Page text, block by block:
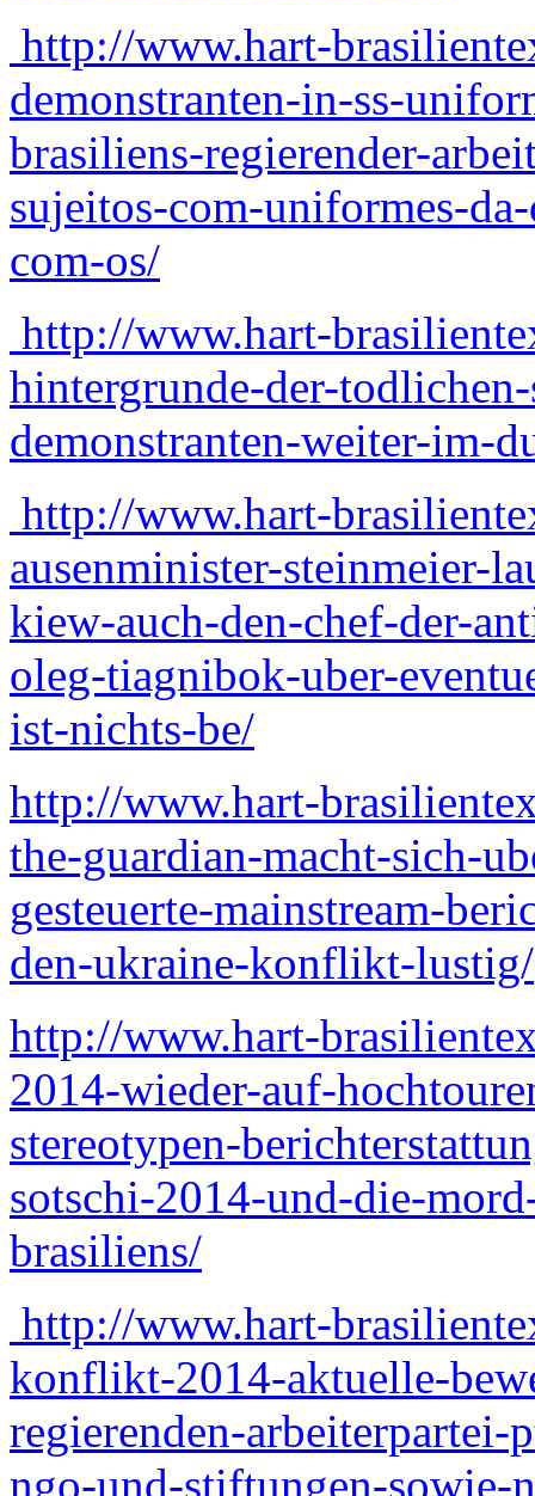
http://www.hart-
demonstranten-in-ss-
brasiliens-regierender-
sujeitos-com-uniformes-
com-os/
http://www.hart-
hintergrunde-der-
demonstranten-weiter-im-
http://www.hart-
ausenminister-steinmeier-
kiew-auch-den-chef-der-
oleg-tiagnibok-uber-
ist-nichts-be/
http://www.hart-
the-guardian-macht-sich-
gesteuerte-mainstream-
den-ukraine-konflikt-lustig/
http://www.hart-
2014-wieder-auf-
stereotypen-
sotschi-2014-und-die-
brasiliens/
http://www.hart-
konflikt-2014-aktuelle-
regierenden-
ngo-und-stiftungen-sowie-